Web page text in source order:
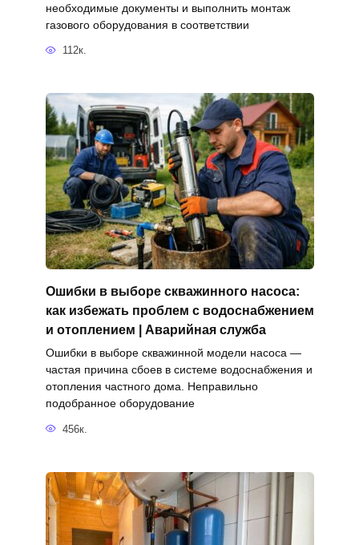
необходимые документы и выполнить монтаж
газового оборудования в соответствии
112к.
Ошибки в выборе скважинного насоса:
как избежать проблем с водоснабжением
и отоплением | Аварийная служба
Ошибки в выборе скважинной модели насоса —
частая причина сбоев в системе водоснабжения и
отопления частного дома. Неправильно
подобранное оборудование
456к.